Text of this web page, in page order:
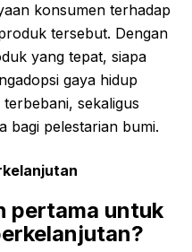
konsumen terhadap
tersebut. Dengan
yang tepat, siapa
gaya hidup
sekaligus
bagi pelestarian bumi.
pertama untuk